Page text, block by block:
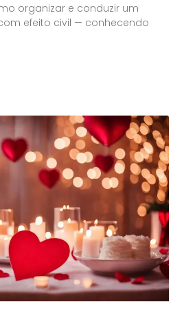
organizar e conduzir um
efeito civil — conhecendo